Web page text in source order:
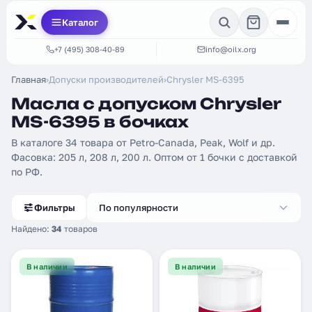
Каталог
+7 (495) 308-40-89 info@oilx.org
Главная›Допуски производителей›Chrysler MS-6395
Масла с допуском Chrysler
MS-6395 в бочках
В каталоге 34 товара от Petro-Canada, Peak, Wolf и др.
Фасовка: 205 л, 208 л, 200 л. Оптом от 1 бочки с доставкой
по РФ.
Фильтры
Найдено: 34 товаров
По популярности
В наличии В наличии